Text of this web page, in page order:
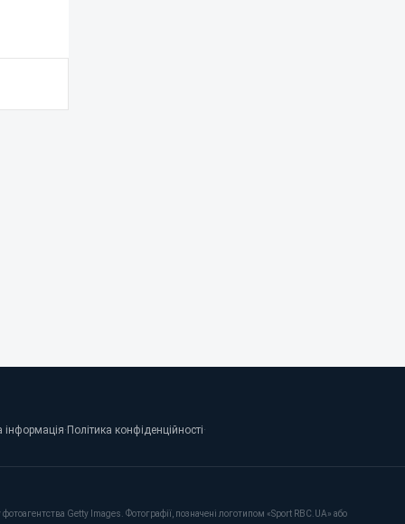
інформація· Політика конфіденційності·
Getty Images. Фотографії, позначені логотипом «Sport RBC.UA» або